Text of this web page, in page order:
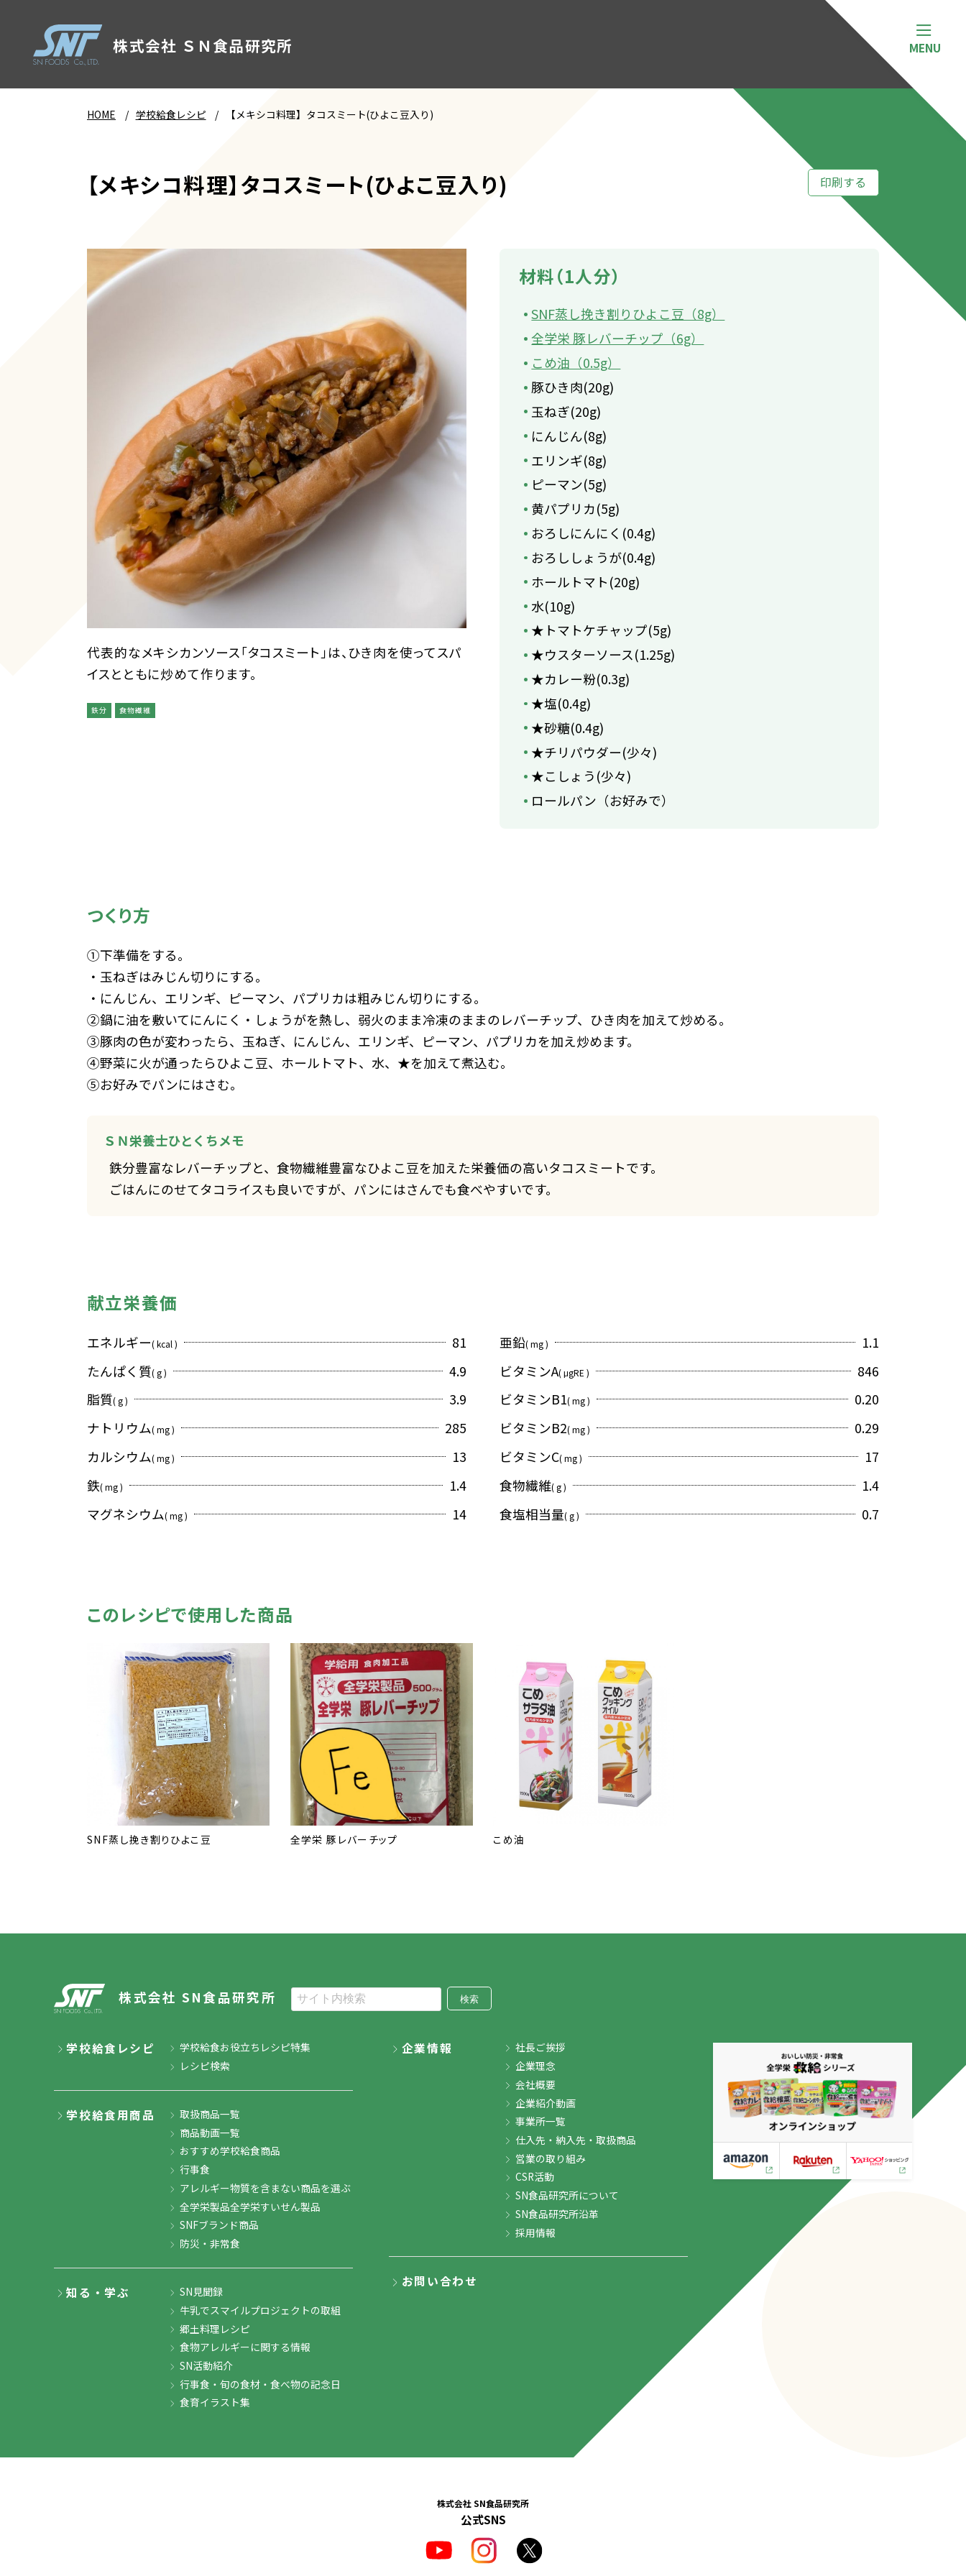
株式会社 ＳＮ食品研究所
HOME 学校給食レシピ 【メキシコ料理】タコスミート(ひよこ豆入り)
印刷する
【メキシコ料理】タコスミート(ひよこ豆入り)
代表的なメキシカンソース「タコスミート」は、ひき肉を使ってスパ
イスとともに炒めて作ります。
鉄分 食物繊維
材料（1人分）
SNF蒸し挽き割りひよこ豆（8g）
全学栄 豚レバーチップ（6g）
こめ油（0.5g）
豚ひき肉(20g)
玉ねぎ(20g)
にんじん(8g)
エリンギ(8g)
ピーマン(5g)
黄パプリカ(5g)
おろしにんにく(0.4g)
おろししょうが(0.4g)
ホールトマト(20g)
水(10g)
★トマトケチャップ(5g)
★ウスターソース(1.25g)
★カレー粉(0.3g)
★塩(0.4g)
★砂糖(0.4g)
★チリパウダー(少々)
★こしょう(少々)
ロールパン（お好みで）
つくり方
①下準備をする。
・玉ねぎはみじん切りにする。
・にんじん、エリンギ、ピーマン、パプリカは粗みじん切りにする。
②鍋に油を敷いてにんにく・しょうがを熱し、弱火のまま冷凍のままのレバーチップ、ひき肉を加えて炒める。
③豚肉の色が変わったら、玉ねぎ、にんじん、エリンギ、ピーマン、パプリカを加え炒めます。
④野菜に火が通ったらひよこ豆、ホールトマト、水、★を加えて煮込む。
⑤お好みでパンにはさむ。
ＳＮ栄養士ひとくちメモ
鉄分豊富なレバーチップと、食物繊維豊富なひよこ豆を加えた栄養価の高いタコスミートです。
ごはんにのせてタコライスも良いですが、パンにはさんでも食べやすいです。
献立栄養価
エネルギー( kcal )
81
たんぱく質( g )
4.9
脂質( g )
3.9
ナトリウム( mg )
285
カルシウム( mg )
13
鉄( mg )
1.4
マグネシウム( mg ) 14
亜鉛( mg )
1.1
ビタミンA( μgRE )
846
ビタミンB1( mg )
0.20
ビタミンB2( mg )
0.29
ビタミンC( mg )
17
食物繊維( g )
1.4
食塩相当量( g ) 0.7
このレシピで使用した商品
SNF蒸し挽き割りひよこ豆 全学栄 豚レバーチップ こめ油
株式会社 SN食品研究所 検索
学校給食レシピ
学校給食お役立ちレシピ特集
レシピ検索
学校給食用商品
取扱商品一覧
商品動画一覧
おすすめ学校給食商品
行事食
アレルギー物質を含まない商品を選ぶ
全学栄製品全学栄すいせん製品
SNFブランド商品
防災・非常食
知る・学ぶ
SN見聞録
牛乳でスマイルプロジェクトの取組
郷土料理レシピ
食物アレルギーに関する情報
SN活動紹介
行事食・旬の食材・食べ物の記念日
食育イラスト集
企業情報
社長ご挨拶
企業理念
会社概要
企業紹介動画
事業所一覧
仕入先・納入先・取扱商品
営業の取り組み
CSR活動
SN食品研究所について
SN食品研究所沿革
採用情報
お問い合わせ
株式会社 SN食品研究所
公式SNS